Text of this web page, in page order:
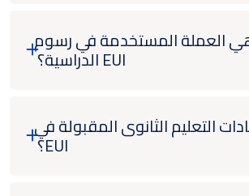
العملة المستخدمة في رسوم
EUI الدراسية؟
التعليم الثانوى المقبولة في
EUI؟